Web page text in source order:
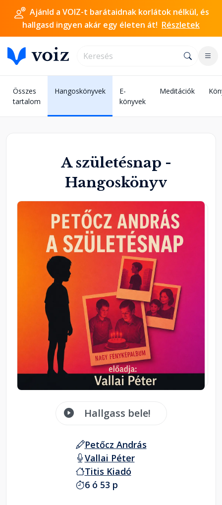
Ajánld a VOIZ-t barátaidnak korlátok nélkül, és
hallgasd ingyen akár egy életen át! Részletek
Összes
tartalom
Hangoskönyvek
E-
könyvek
Meditációk
A születésnap -
Hangoskönyv
Hallgass bele!
Petőcz András
Vallai Péter
Titis Kiadó
6 ó 53 p